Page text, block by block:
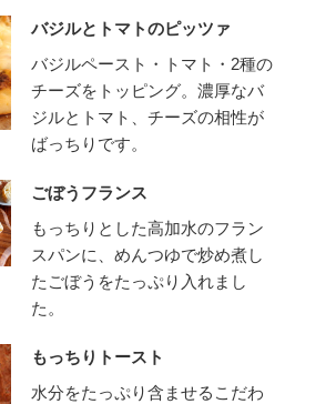
バジルとトマトのピッツァ
バジルペースト・トマト・2種の
チーズをトッピング。濃厚なバ
ジルとトマト、チーズの相性が
ばっちりです。
ごぼうフランス
もっちりとした高加水のフラン
スパンに、めんつゆで炒め煮し
たごぼうをたっぷり入れまし
た。
もっちりトースト
水分をたっぷり含ませるこだわ